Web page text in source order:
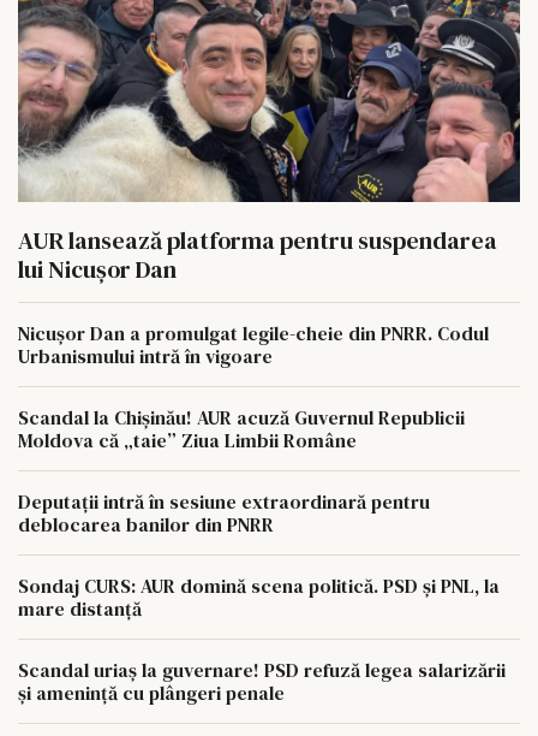
AUR lansează platforma pentru suspendarea
lui Nicușor Dan
Nicușor Dan a promulgat legile-cheie din PNRR. Codul
Urbanismului intră în vigoare
Scandal la Chișinău! AUR acuză Guvernul Republicii
Moldova că „taie” Ziua Limbii Române
Deputații intră în sesiune extraordinară pentru
deblocarea banilor din PNRR
Sondaj CURS: AUR domină scena politică. PSD și PNL, la
mare distanță
Scandal uriaș la guvernare! PSD refuză legea salarizării
și amenință cu plângeri penale